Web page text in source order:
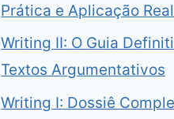
Prática e Aplicação Real
Writing II: O Guia
Textos Argumentativos
Writing I: Dossiê